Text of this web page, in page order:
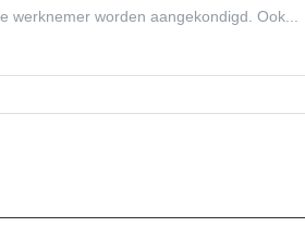
werknemer worden aangekondigd. Ook...